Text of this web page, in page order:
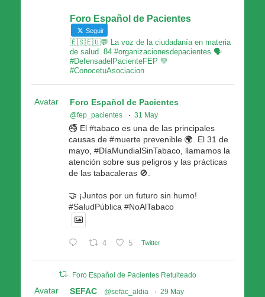
Foro Español de Pacientes
Seguir
🇪🇸🇪🇺💬 La voz de la ciudadanía en materia
de salud. 84 #organizacionesdepacientes 🗣
#DefensadelPacienteFEP 💚
#ConocetuAsociacion
Avatar Foro Español de Pacientes
@fep_pacientes · 31 May
🚭 El #tabaco es una de las principales
causas de #muerte prevenible 🌍. El 31 de
mayo, #DíaMundialSinTabaco, llamamos la
atención sobre sus peligros y las prácticas
de las tabacaleras 🚫.
🤝 ¡Juntos por un futuro sin humo!
#SaludPública #NoAlTabaco
4 5 Twitter
Foro Español de Pacientes Retuiteado
Avatar SEFAC @sefac_aldia · 29 May